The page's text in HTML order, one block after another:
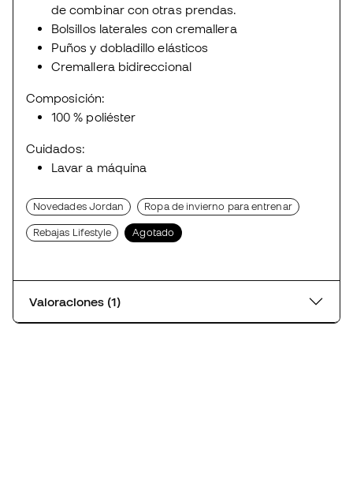
de combinar con otras prendas.
Bolsillos laterales con cremallera
Puños y dobladillo elásticos
Cremallera bidireccional
Composición:
100 % poliéster
Cuidados:
Lavar a máquina
Novedades Jordan Ropa de invierno para entrenar
Rebajas Lifestyle Agotado
Valoraciones (1)